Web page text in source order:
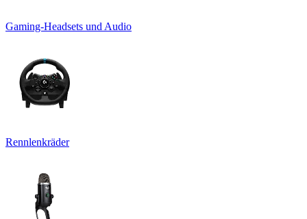
Gaming-Headsets und Audio
Rennlenkräder